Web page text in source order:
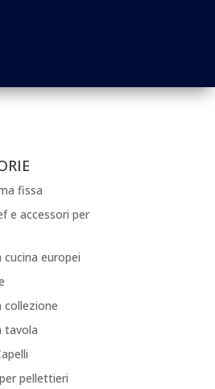
fissa
e accessori per
cucina europei
collezione
tavola
pellettieri